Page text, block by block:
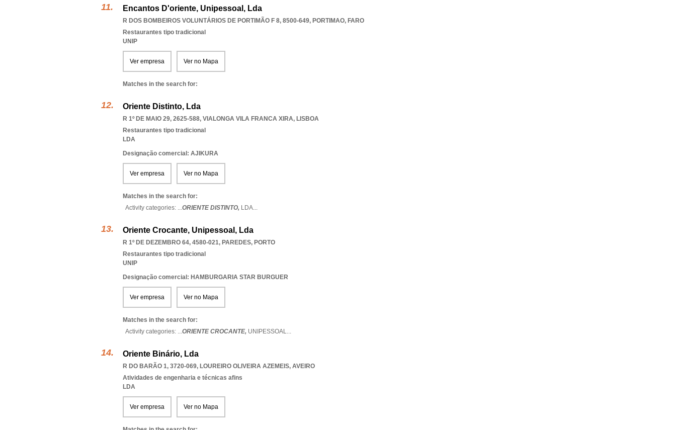
Encantos D'oriente, Unipessoal, Lda
R DOS BOMBEIROS VOLUNTÁRIOS DE PORTIMÃO F 8, 8500-649, PORTIMAO, FARO
Restaurantes tipo tradicional
UNIP
Ver empresa Ver no Mapa
Matches in the search for:
Oriente Distinto, Lda
R 1º DE MAIO 29, 2625-588, VIALONGA VILA FRANCA XIRA, LISBOA
Restaurantes tipo tradicional
LDA
Designação comercial: AJIKURA
Ver empresa Ver no Mapa
Matches in the search for:
Activity categories: ...ORIENTE DISTINTO, LDA...
Oriente Crocante, Unipessoal, Lda
R 1º DE DEZEMBRO 64, 4580-021, PAREDES, PORTO
Restaurantes tipo tradicional
UNIP
Designação comercial: HAMBURGARIA STAR BURGUER
Ver empresa Ver no Mapa
Matches in the search for:
Activity categories: ...ORIENTE CROCANTE, UNIPESSOAL...
Oriente Binário, Lda
R DO BARÃO 1, 3720-069, LOUREIRO OLIVEIRA AZEMEIS, AVEIRO
Atividades de engenharia e técnicas afins
LDA
Ver empresa Ver no Mapa